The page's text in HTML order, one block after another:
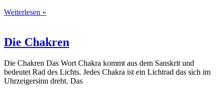
Weiterlesen »
Die Chakren
Die Chakren Das Wort Chakra kommt aus dem Sanskrit und
bedeutet Rad des Lichts. Jedes Chakra ist ein Lichtrad das sich im
Uhrzeigersinn dreht. Das